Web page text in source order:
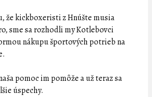
že kickboxeristi z Hnúšte musia
sme sa rozhodli my Kotlebovci
nákupu športových potrieb na
pomoc im pomôže a už teraz sa
úspechy.